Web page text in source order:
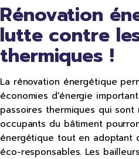
Rénovation
lutte contre
thermiques !
La rénovation énergétique
économies d'énergie
passoires thermiques qui sont
occupants du bâtiment
énergétique tout en adoptant
éco-responsables. Les